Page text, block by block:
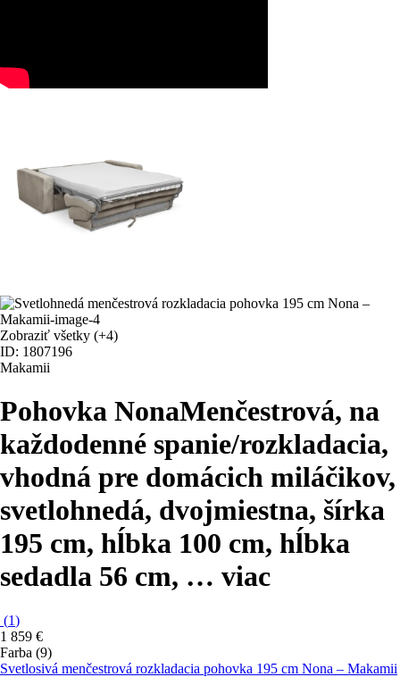
Zobraziť všetky (+4)
ID: 1807196
Makamii
Pohovka NonaMenčestrová, na
každodenné spanie/rozkladacia,
vhodná pre domácich miláčikov,
svetlohnedá, dvojmiestna, šírka
195 cm, hĺbka 100 cm, hĺbka
sedadla 56 cm, … viac
(1)
1 859 €
Farba (9)
Svetlosivá menčestrová rozkladacia pohovka 195 cm Nona – Makamii